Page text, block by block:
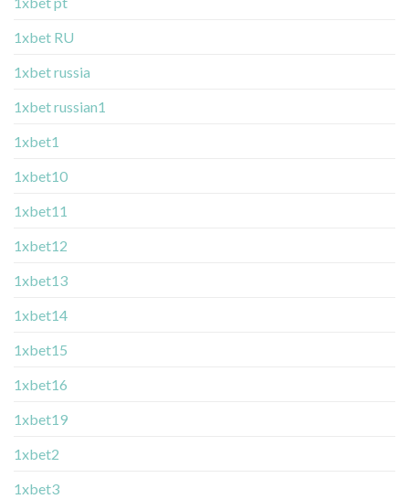
1xbet RU
1xbet russia
1xbet russian1
1xbet1
1xbet10
1xbet11
1xbet12
1xbet13
1xbet14
1xbet15
1xbet16
1xbet19
1xbet2
1xbet3